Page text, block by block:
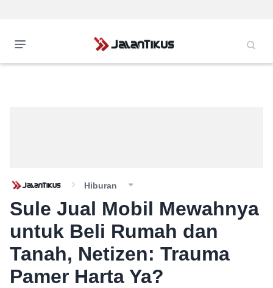
Hiburan
Sule Jual Mobil Mewahnya
untuk Beli Rumah dan
Tanah, Netizen: Trauma
Pamer Harta Ya?